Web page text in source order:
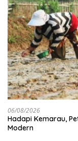
06/08/2026
Hadapi Kemarau,
Modern